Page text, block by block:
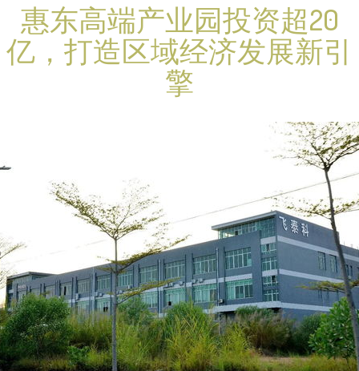
惠东高端产业园投资超20
亿，打造区域经济发展新引
擎